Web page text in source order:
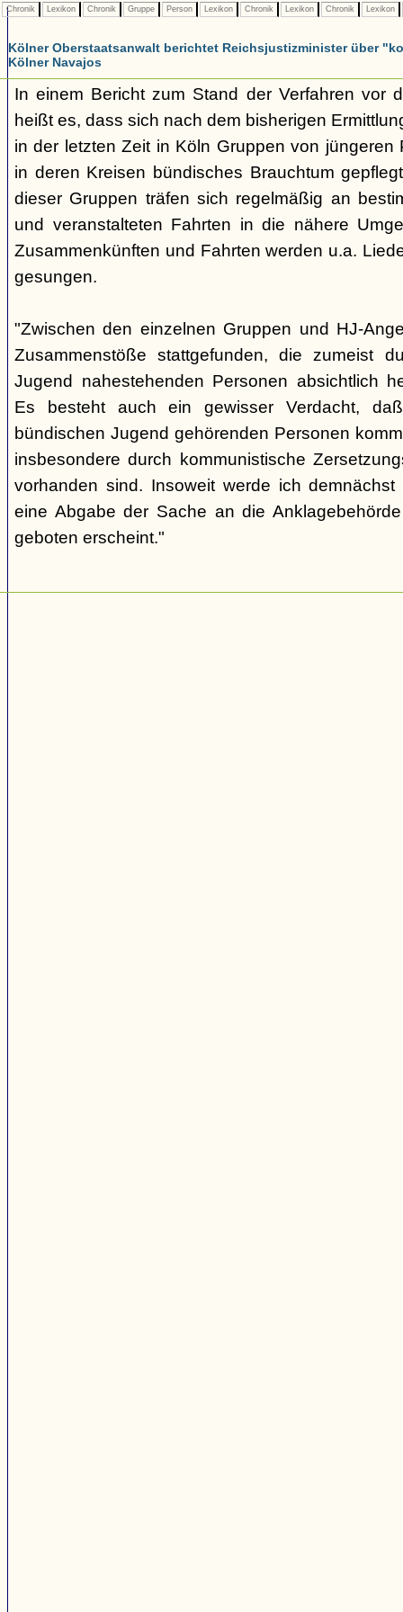
Chronik Lexikon Chronik Gruppe Person Lexikon Chronik Lexikon Chronik Lexikon
Kölner Oberstaatsanwalt berichtet Reichsjustizminister über
Kölner Navajos
In einem Bericht zum Stand der Verfahren vor
heißt es, dass sich nach dem bisherigen
in der letzten Zeit in Köln Gruppen von jüngeren
in deren Kreisen bündisches Brauchtum
dieser Gruppen träfen sich regelmäßig an
und veranstalteten Fahrten in die nähere
Zusammenkünften und Fahrten werden u.a.
gesungen.
"Zwischen den einzelnen Gruppen und HJ-
Zusammenstöße stattgefunden, die zumeist
Jugend nahestehenden Personen absichtlich
Es besteht auch ein gewisser Verdacht,
bündischen Jugend gehörenden Personen
insbesondere durch kommunistische
vorhanden sind. Insoweit werde ich
eine Abgabe der Sache an die
geboten erscheint."